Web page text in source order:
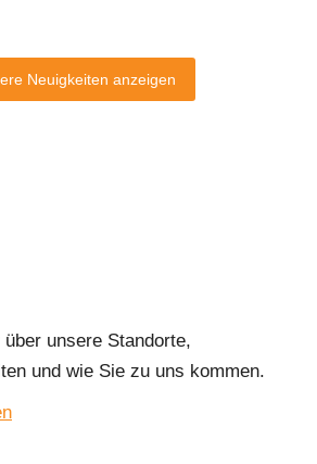
Neuigkeiten anzeigen
unsere Standorte,
und wie Sie zu uns kommen.